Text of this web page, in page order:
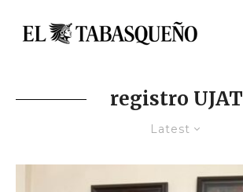
registro UJAT
Latest